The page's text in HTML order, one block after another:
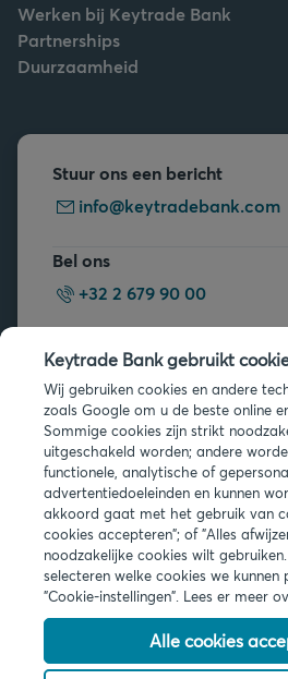
Werken bij Keytrade Bank
Partnerships
Duurzaamheid
Stuur ons een bericht
info@keytradebank.com
Bel ons
+32 2 679 90 00
Vragen?
Veelgestelde vragen
Juridische info
Privacy
Cookies
PSD2
Toegankelijkheid
Keytrade Bank gebruikt
Wij gebruiken cookies en andere
zoals Google om u de beste online
Sommige cookies zijn strikt
uitgeschakeld worden; andere
functionele, analytische of
advertentiedoeleinden en kunnen
akkoord gaat met het gebruik van
cookies accepteren"; of "Alles
noodzakelijke cookies wilt
selecteren welke cookies we
"Cookie-instellingen". Lees er meer
Alle cookies